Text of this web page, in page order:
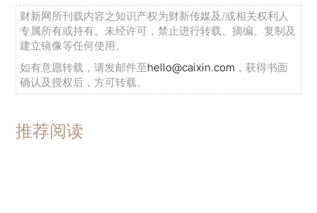
财新网所刊载内容之知识产权为财新传媒及/或相关权利人
专属所有或持有。未经许可，禁止进行转载、摘编、复制及
建立镜像等任何使用。
如有意愿转载，请发邮件至hello@caixin.com ，获得书面
确认及授权后，方可转载。
推荐阅读